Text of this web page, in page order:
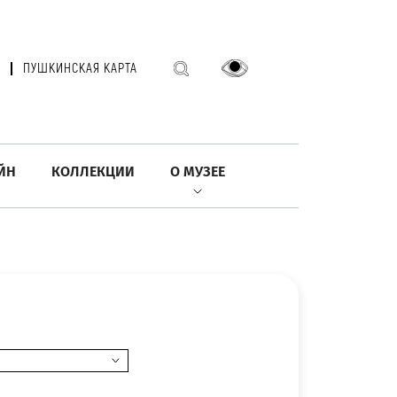
ПУШКИНСКАЯ КАРТА
КОЛЛЕКЦИИ О МУЗЕЕ